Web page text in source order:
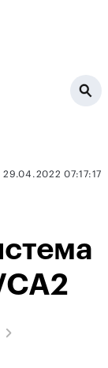
29.04.2022 07:17:17